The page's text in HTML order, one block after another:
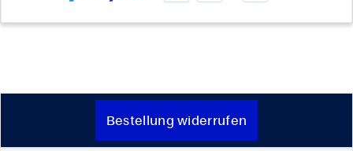
Bestellung widerrufen